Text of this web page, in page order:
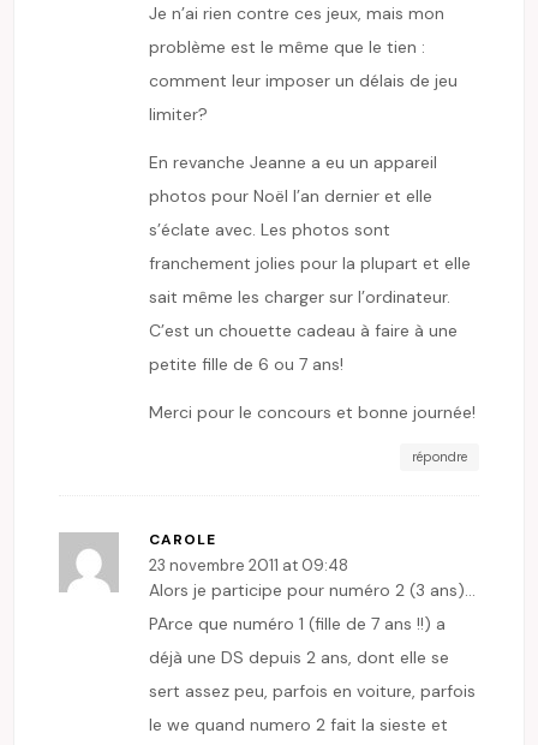
Je n’ai rien contre ces jeux, mais mon
problème est le même que le tien :
comment leur imposer un délais de jeu
limiter?
En revanche Jeanne a eu un appareil
photos pour Noël l’an dernier et elle
s’éclate avec. Les photos sont
franchement jolies pour la plupart et elle
sait même les charger sur l’ordinateur.
C’est un chouette cadeau à faire à une
petite fille de 6 ou 7 ans!
Merci pour le concours et bonne journée!
répondre
CAROLE
23 novembre 2011 at 09:48
Alors je participe pour numéro 2 (3 ans)…
PArce que numéro 1 (fille de 7 ans !!) a
déjà une DS depuis 2 ans, dont elle se
sert assez peu, parfois en voiture, parfois
le we quand numero 2 fait la sieste et